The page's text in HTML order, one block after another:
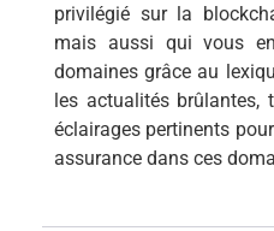
privilégié sur la
mais aussi qui vous
domaines grâce au
les actualités
éclairages pertinents
assurance dans ces